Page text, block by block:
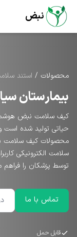
نبض
محصولات / استند
بیمارستان
کیف سلامت نبض
حیاتی تولید شده
محصولات کیف سلامت
سلامت الکترونیکی
توسط پزشکان را فراهم
تماس با ما
قابل حمل